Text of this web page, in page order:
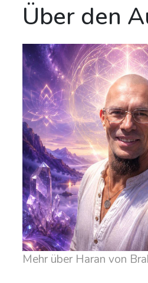
Über den
Mehr über Haran von